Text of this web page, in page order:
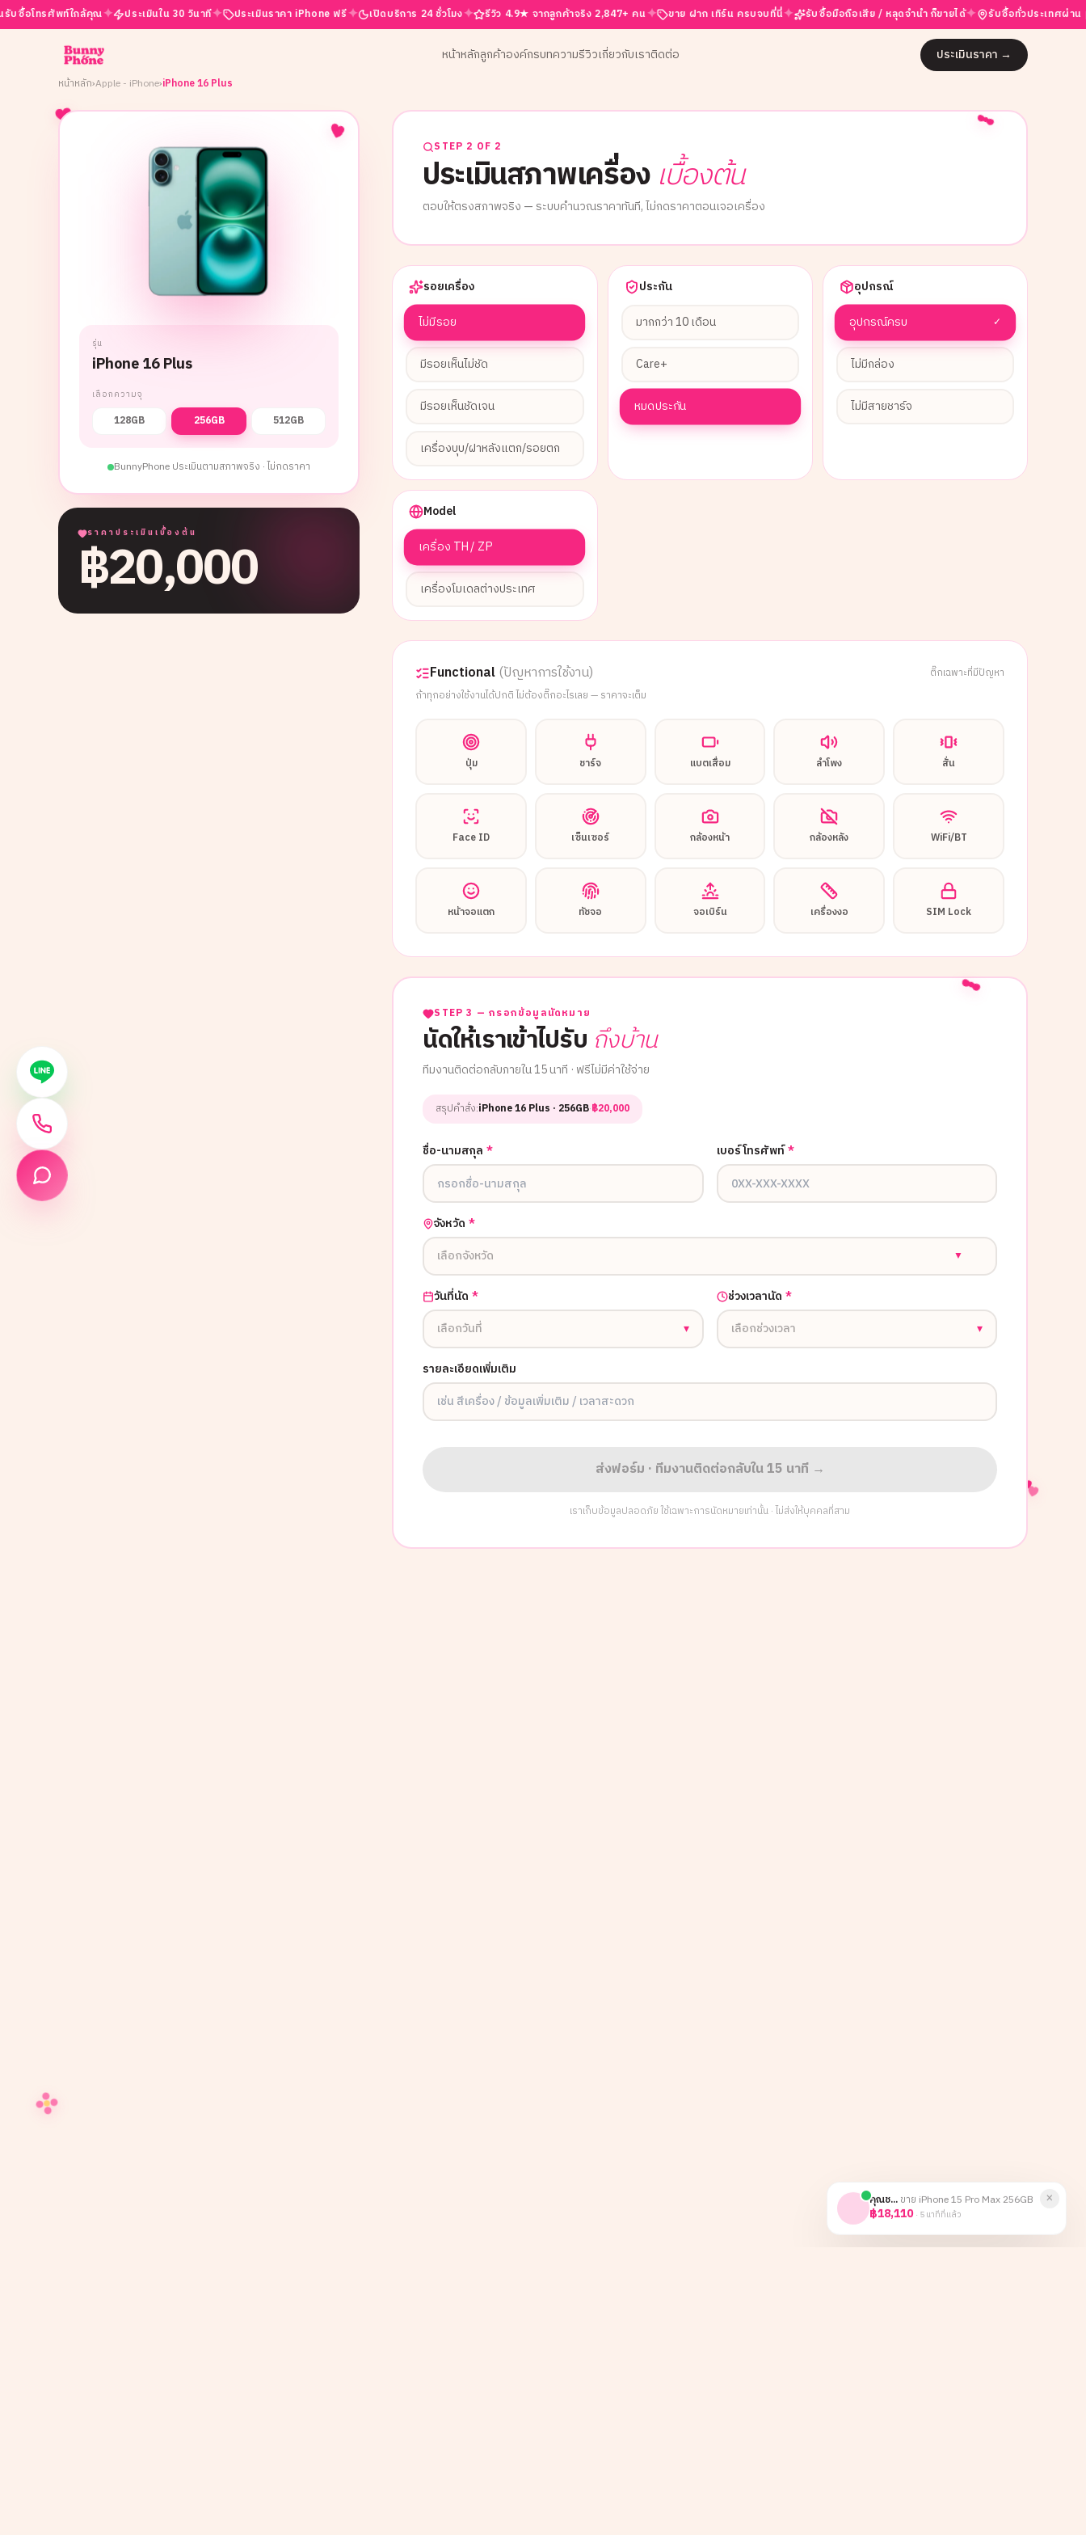
คุณช... ขาย iPhone 15 Pro Max 256GB
฿18,110 · 5 นาทีที่แล้ว
×
พท์ใกล้คุณ✦ ประเมินใน 30 วินาที✦ ประเมินราคา iPhone ฟรี✦ เปิดบริการ 24 ชั่วโมง✦ รีวิว 4.9★ จากลูกค้าจริง 2,847+ คน✦ ขาย ฝาก เทิร์น ครบจบที่นี่✦ รับซื้อมือถือเสีย / หลุดจำนำ ก็ขายได้✦ รับซื้อทั่วประเทศผ่าน partner✦
หน้าหลักลูกค้าองค์กรบทความรีวิวเกี่ยวกับเราติดต่อ ประเมินราคา →
หน้าหลัก›Apple - iPhone›iPhone 16 Plus
รุ่น
iPhone 16 Plus
เลือกความจุ
128GB 256GB 512GB
BunnyPhone ประเมินตามสภาพจริง · ไม่กดราคา
ราคาประเมินเบื้องต้น
฿20,000
STEP 2 OF 2
ประเมินสภาพเครื่อง เบื้องต้น
ตอบให้ตรงสภาพจริง — ระบบคำนวณราคาทันที, ไม่กดราคาตอนเจอเครื่อง
รอยเครื่อง
ไม่มีรอย
มีรอยเห็นไม่ชัด
มีรอยเห็นชัดเจน
เครื่องบุบ/ฝาหลังแตก/รอยตก
ประกัน
มากกว่า 10 เดือน
Care+
หมดประกัน
อุปกรณ์
อุปกรณ์ครบ ✓
ไม่มีกล่อง
ไม่มีสายชาร์จ
Model
เครื่อง TH / ZP
เครื่องโมเดลต่างประเทศ
Functional(ปัญหาการใช้งาน)
ติ๊กเฉพาะที่มีปัญหา
ถ้าทุกอย่างใช้งานได้ปกติ ไม่ต้องติ๊กอะไรเลย — ราคาจะเต็ม
ปุ่ม ชาร์จ แบตเสื่อม ลำโพง สั่น
Face ID เซ็นเซอร์ กล้องหน้า กล้องหลัง WiFi/BT
หน้าจอแตก ทัชจอ จอเบิร์น เครื่องงอ SIM Lock
STEP 3 — กรอกข้อมูลนัดหมาย
นัดให้เราเข้าไปรับ ถึงบ้าน
ทีมงานติดต่อกลับภายใน 15 นาที · ฟรีไม่มีค่าใช้จ่าย
สรุปคำสั่ง:iPhone 16 Plus · 256GB·฿20,000
ชื่อ-นามสกุล * เบอร์โทรศัพท์*
จังหวัด *
เลือกจังหวัด
▼
วันที่นัด *
เลือกวันที่
▾
ช่วงเวลานัด *
เลือกช่วงเวลา
▾
รายละเอียดเพิ่มเติม
ส่งฟอร์ม · ทีมงานติดต่อกลับใน 15 นาที →
เราเก็บข้อมูลปลอดภัย ใช้เฉพาะการนัดหมายเท่านั้น · ไม่ส่งให้บุคคลที่สาม